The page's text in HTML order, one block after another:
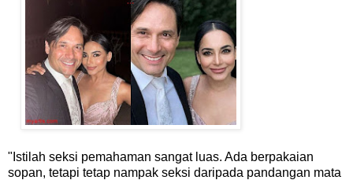
"Istilah seksi pemahaman sangat luas. Ada berpakaian
sopan, tetapi tetap nampak seksi daripada pandangan mata